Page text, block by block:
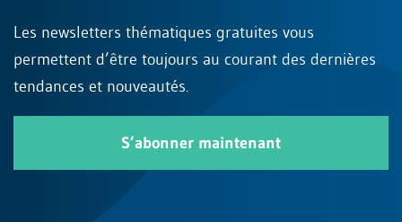
Les newsletters thématiques gratuites vous
permettent d’être toujours au courant des dernières
tendances et nouveautés.
S’abonner maintenant